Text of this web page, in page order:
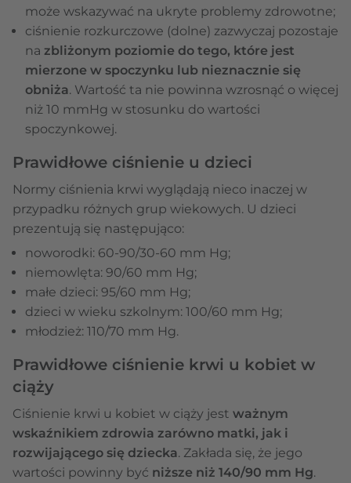
może wskazywać na ukryte problemy zdrowotne;
ciśnienie rozkurczowe (dolne) zazwyczaj pozostaje
na zbliżonym poziomie do tego, które jest
mierzone w spoczynku lub nieznacznie się
obniża. Wartość ta nie powinna wzrosnąć o więcej
niż 10 mmHg w stosunku do wartości
spoczynkowej.
Prawidłowe ciśnienie u dzieci
Normy ciśnienia krwi wyglądają nieco inaczej w
przypadku różnych grup wiekowych. U dzieci
prezentują się następująco:
noworodki: 60-90/30-60 mm Hg;
niemowlęta: 90/60 mm Hg;
małe dzieci: 95/60 mm Hg;
dzieci w wieku szkolnym: 100/60 mm Hg;
młodzież: 110/70 mm Hg.
Prawidłowe ciśnienie krwi u kobiet w
ciąży
Ciśnienie krwi u kobiet w ciąży jest ważnym
wskaźnikiem zdrowia zarówno matki, jak i
rozwijającego się dziecka. Zakłada się, że jego
wartości powinny być niższe niż 140/90 mm Hg.